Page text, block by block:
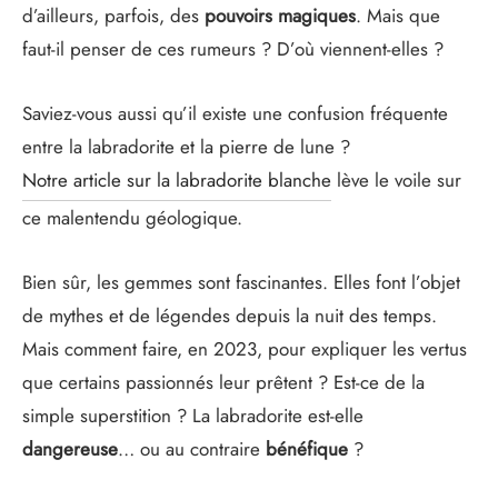
d’ailleurs, parfois, des pouvoirs magiques. Mais que
faut-il penser de ces rumeurs ? D’où viennent-elles ?
Saviez-vous aussi qu’il existe une confusion fréquente
entre la labradorite et la pierre de lune ?
Notre article sur la labradorite blanche lève le voile sur
ce malentendu géologique.
Bien sûr, les gemmes sont fascinantes. Elles font l’objet
de mythes et de légendes depuis la nuit des temps.
Mais comment faire, en 2023, pour expliquer les vertus
que certains passionnés leur prêtent ? Est-ce de la
simple superstition ? La labradorite est-elle
dangereuse… ou au contraire bénéfique ?